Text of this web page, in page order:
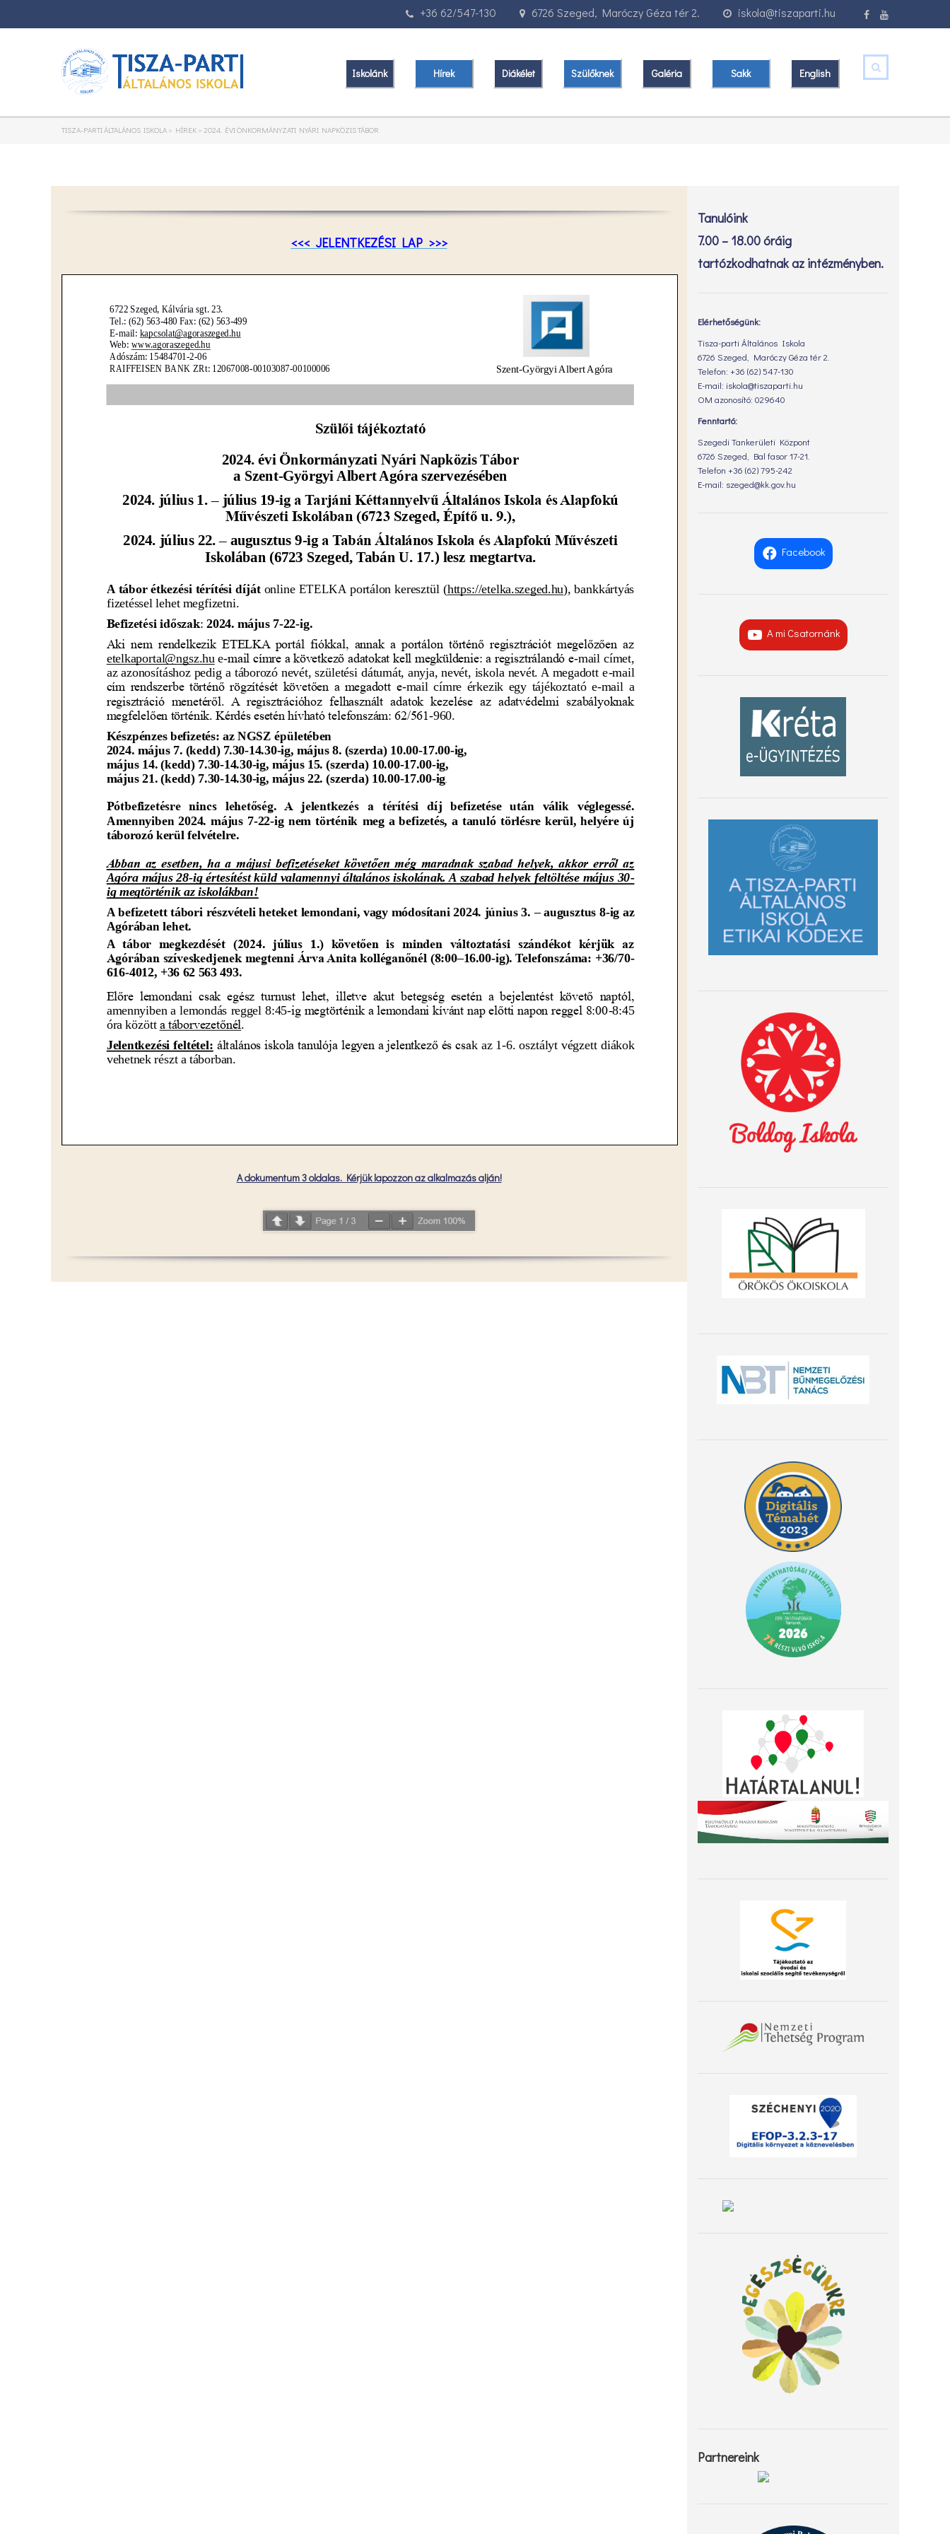
iskola@tiszaparti.hu
6726 Szeged, Maróczy Géza tér 2.
+36 62/547-130
Iskolánk Hírek Diákélet Szülőknek Galéria Sakk English
TISZA-PARTI ÁLTALÁNOS ISKOLA > HÍREK > 2024. ÉVI ÖNKORMÁNYZATI NYÁRI NAPKÖZIS TÁBOR
<<< JELENTKEZÉSI LAP >>>
A dokumentum 3 oldalas. Kérjük lapozzon az alkalmazás alján!
Tanulóink
7.00 – 18.00 óráig
tartózkodhatnak az intézményben.
Elérhetőségünk:
Tisza-parti Általános Iskola
6726 Szeged, Maróczy Géza tér 2.
Telefon: +36 (62) 547-130
E-mail: iskola@tiszaparti.hu
OM azonosító: 029640
Fenntartó:
Szegedi Tankerületi Központ
6726 Szeged, Bal fasor 17-21.
Telefon +36 (62) 795-242
E-mail: szeged@kk.gov.hu
Facebook
A mi Csatornánk
Partnereink